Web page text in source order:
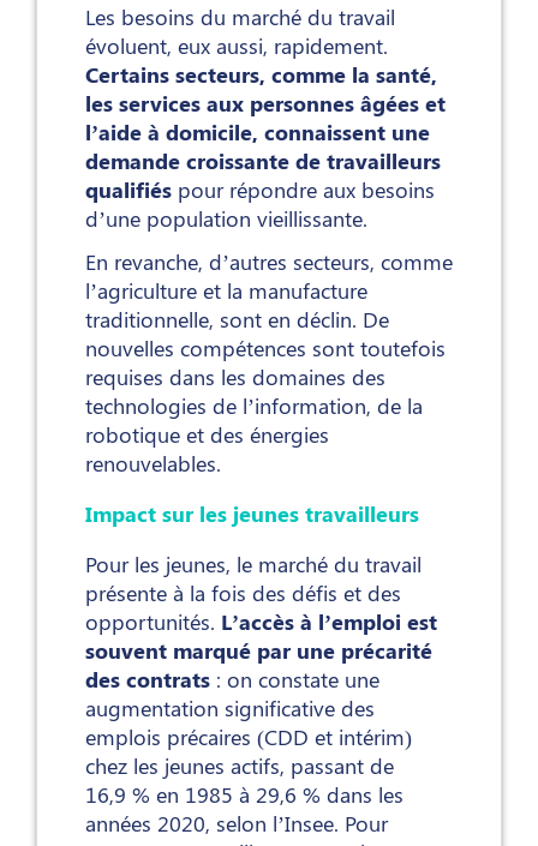
Les besoins du marché du travail
évoluent, eux aussi, rapidement.
Certains secteurs, comme la santé,
les services aux personnes âgées et
l’aide à domicile, connaissent une
demande croissante de travailleurs
qualifiés pour répondre aux besoins
d’une population vieillissante.
En revanche, d’autres secteurs, comme
l’agriculture et la manufacture
traditionnelle, sont en déclin. De
nouvelles compétences sont toutefois
requises dans les domaines des
technologies de l’information, de la
robotique et des énergies
renouvelables.
Impact sur les jeunes travailleurs
Pour les jeunes, le marché du travail
présente à la fois des défis et des
opportunités. L’accès à l’emploi est
souvent marqué par une précarité
des contrats : on constate une
augmentation significative des
emplois précaires (CDD et intérim)
chez les jeunes actifs, passant de
16,9 % en 1985 à 29,6 % dans les
années 2020, selon l’Insee. Pour